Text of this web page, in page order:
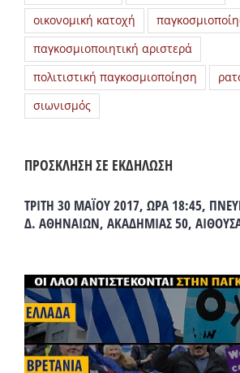
οικονομική κατοχή
παγκοσμιοποιητική αριστερά
πολιτιστική παγκοσμιοποίηση
σιωνισμός
ΠΡΟΣΚΛΗΣΗ ΣΕ ΕΚΔΗΛΩΣΗ
ΤΡΙΤΗ 30 ΜΑΪΟΥ 2017, ΩΡΑ 18:45,
Δ. ΑΘΗΝΑΙΩΝ, ΑΚΑΔΗΜΙΑΣ 50, ΑΙΘΟΥΣΑ